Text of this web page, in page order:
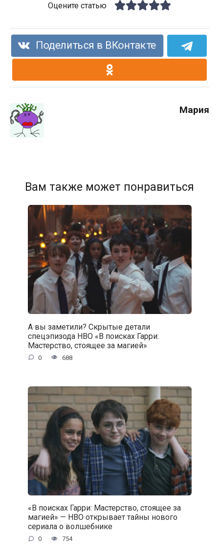
Оцените статью
Поделиться в ВКонтакте
Мария
Вам также может понравиться
А вы заметили? Скрытые детали
спецэпизода HBO «В поисках Гарри:
Мастерство, стоящее за магией»
0 688
«В поисках Гарри: Мастерство, стоящее за
магией» — HBO открывает тайны нового
сериала о волшебнике
0 754